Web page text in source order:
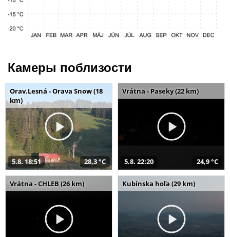
Камеры поблизости
Orav.Lesná - Orava Snow (18
km)
5.8. 18:51 28,3 °C
Vrátna - Paseky (22 km)
5.8. 22:20 24,9 °C
Vrátna - CHLEB (26 km) Kubínska hoľa (29 km)